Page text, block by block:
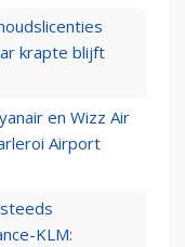
krapte blijft
en Wizz Air
Airport
KLM: